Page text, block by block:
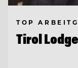
TOP
Tirol